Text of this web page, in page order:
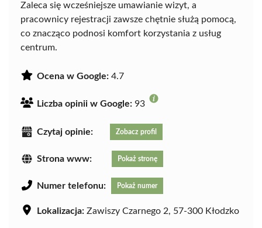
Zaleca się wcześniejsze umawianie wizyt, a
pracownicy rejestracji zawsze chętnie służą pomocą,
co znacząco podnosi komfort korzystania z usług
centrum.
Ocena w Google: 4.7
Liczba opinii w Google: 93
Czytaj opinie: Zobacz profil
Strona www: Pokaż stronę
Numer telefonu: Pokaż numer
Lokalizacja: Zawiszy Czarnego 2, 57-300 Kłodzko